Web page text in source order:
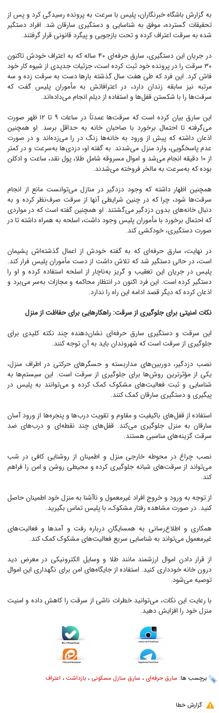
به گزارش باشگاه خبرنگاران، پلیس با سرعت به پرونده رسیدگی کرد و پس از
تحقیقات گسترده، موفق به شناسایی و دستگیری سارقان شد. افراد دستگیر
شده به سرقت اعتراف کرده و تحت بازجویی و پیگرد قانونی قرار گرفتند.
در جریان این دستگیری، سارق حرفه‌ای ۴۰ ساله که به اعتراف خودش تاکنون
۳۰ سرقت را در پرونده خود ثبت کرده است، جزئیات جدیدی از شیوه کار خود
فاش کرد. این فرد که طی هفت سال گذشته بار‌ها دست به سرقت زده و سه
مرتبه نیز سابقه زندان دارد، در اعترافاتش به مأموران پلیس گفت که
سرقت‌ها را با شکستن قفل‌ها و استفاده از دیلم انجام می‌داده‌اند.
این سارق بیان کرده است که سرقت‌ها عمدتاً در ساعات ۹ تا ۱۲ ظهر صورت
می‌گرفته تا احتمال برخورد با صاحبان خانه به حداقل برسد. او همچنین
اذعان داشته که پیش از ورود به خانه‌ها زنگ در را می‌زده‌اند و در صورت
عدم پاسخگویی، وارد منزل می‌شدند. به گفته او، دزدی‌ها به‌سرعت و در کمتر
از ۱۰ دقیقه انجام می‌شد و اموال مسروقه شامل طلا، پول نقد، ساعت و ادکلن
بوده که به‌سرعت به مالخر فروخته می‌شدند.
همچنین اظهار داشته که وجود دزدگیر در منازل می‌توانست مانع از انجام
سرقت‌ها شود، چرا که در چنین شرایطی آنها از سرقت صرف‌نظر کرده و به
دنبال خانه‌های بدون دزدگیر می‌گشتند. او همچنین گفته است که در مواردی
که احتمال برخورد با مأموران پلیس وجود داشت، اسلحه به همراه داشته تا در
صورت دستگیری، خودکشی کند.
در نهایت، سارق حرفه‌ای که به گفته خودش از اعمال گذشته‌اش پشیمان
است، در حالی دستگیر شد که تلاش داشت از دست مأموران پلیس فرار کند.
پلیس در جریان این تعقیب و گریز به‌ناچار از اسلحه استفاده کرده و او را
دستگیر کرده است. این فرد اکنون در انتظار محاکمه و مجازات به‌سر می‌برد و
اذعان کرده که دیگر قصد ادامه این راه را ندارد.
نکات امنیتی برای جلوگیری از سرقت: راهکار‌هایی برای حفاظت از منزل
این سرقت و دستگیری سارق حرفه‌ای نشان‌دهنده چند نکته کلیدی برای
جلوگیری از سرقت است که شهروندان باید به آن توجه کنند.
نصب دزدگیر، دوربین‌های مداربسته و حسگر‌های حرکتی در اطراف منزل،
یکی از مؤثرترین روش‌ها برای جلوگیری از سرقت است. این سیستم‌ها به
شناسایی و ثبت فعالیت‌های مشکوک کمک کرده و می‌توانند به پلیس در
پیگیری و دستگیری سارقان کمک کنند.
استفاده از قفل‌های باکیفیت و مقاوم و تقویت درب‌ها و پنجره‌ها از ورود آسان
سارقان به منزل جلوگیری می‌کند. قفل‌های چند نقطه‌ای و درب‌های ضد
سرقت گزینه‌های مناسبی هستند.
نصب چراغ در محوطه خارجی منزل و اطمینان از روشنایی کافی در شب
می‌تواند از سرقت‌های شبانه جلوگیری کرده و محیطی روشن و امن را فراهم
کند.
از توجه به ورود و خروج افراد غیرمعمول و ناآشنا به منزل خود اطمینان حاصل
کنید. در صورت مشاهده رفتار مشکوک، با پلیس تماس بگیرید.
همکاری و اطلاع‌رسانی به همسایگان درباره رفت و آمد‌ها و فعالیت‌های
غیرمعمول می‌تواند به شناسایی سریع فعالیت‌های مشکوک کمک کند.
از قرار دادن اموال ارزشمند مانند طلا و وسایل الکترونیکی در معرض دید
درون خانه خودداری کنید. استفاده از جایگاه‌های امن برای نگهداری این اموال
توصیه می‌شود.
با رعایت این نکات، می‌توانید خطرات ناشی از سرقت را کاهش داده و امنیت
منزل خود را افزایش دهید.
برچسب ها: سارق حرفه‌ای ، سارق منازل مسکونی ، بازداشت ، اعتراف
گزارش خطا